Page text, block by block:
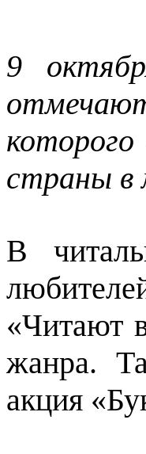
9
отмечают
страны в
В
«Читают
жанра.
акция